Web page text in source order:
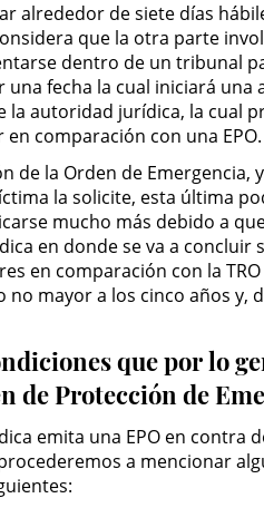
alrededor de siete días
que la otra parte
dentro de un tribunal
una fecha la cual iniciará
la autoridad jurídica, la cual
comparación con una EPO.
de la Orden de
la solicite, esta última
mucho más debido a
en donde se va a
en comparación con la
mayor a los cinco años
que por lo
de Protección de
emita una EPO en contra
a mencionar